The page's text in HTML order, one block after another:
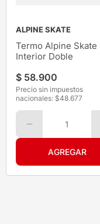
ALPINE SKATE
Termo Alpine Skate
Interior Doble
$ 58.900
Precio sin impuestos
nacionales: $48.677
1